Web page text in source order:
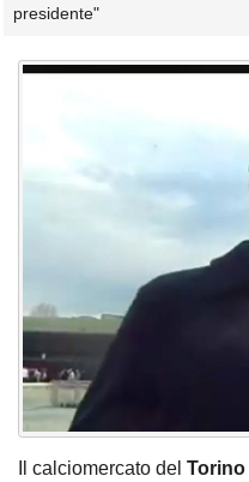
presidente"
Il calciomercato del Torino